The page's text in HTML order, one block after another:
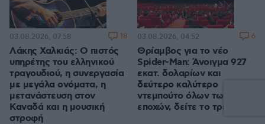
Λάκης Χαλκιάς: Ο πιστός
υπηρέτης του ελληνικού
τραγουδιού, η συνεργασία
με μεγάλα ονόματα, η
μετανάστευση στον
Καναδά και η μουσική
στροφή
03.08.2026, 07:58 18
Θρίαμβος για το νέο
Spider-Man: Άνοιγμα 927
εκατ. δολαρίων και
δεύτερο καλύτερο
ντεμπούτο όλων των
εποχών, δείτε το τρέιλερ
03.08.2026, 04:52 6